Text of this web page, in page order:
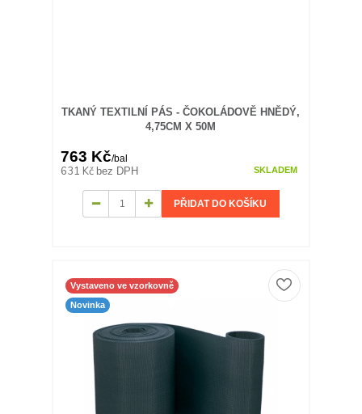
TKANÝ TEXTILNÍ PÁS - ČOKOLÁDOVĚ HNĚDÝ,
4,75CM X 50M
763 Kč/bal
631 Kč bez DPH SKLADEM
PŘIDAT DO KOŠÍKU
Vystaveno ve vzorkovně
Novinka